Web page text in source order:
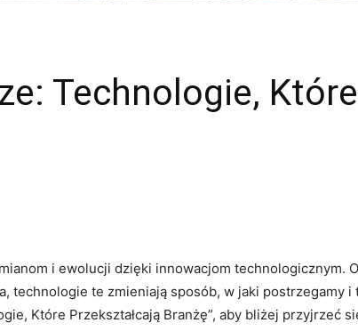
Technologie, Które
i ewolucji dzięki innowacjom technologicznym.
technologie‍ te zmieniają sposób, w jaki postrzegamy
Które Przekształcają Branżę”, aby bliżej przyjrzeć